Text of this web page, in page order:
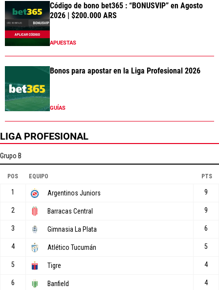
Código de bono bet365 : “BONUSVIP” en Agosto
2026 | $200.000 ARS
APUESTAS
Bonos para apostar en la Liga Profesional 2026
GUÍAS
LIGA PROFESIONAL